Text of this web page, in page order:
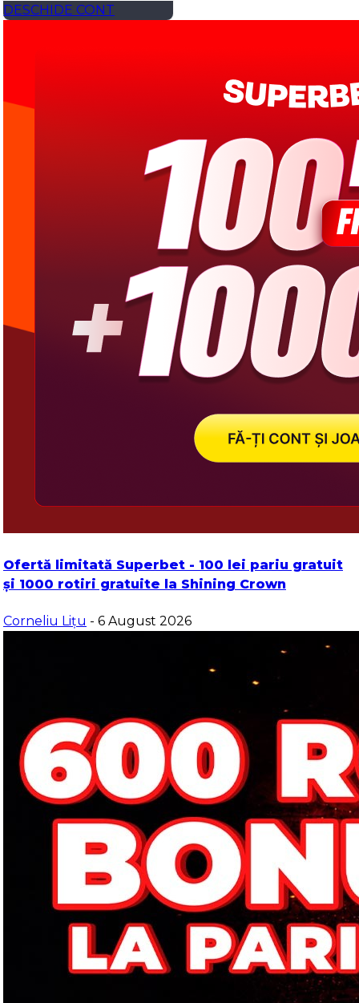
DESCHIDE CONT
Ofertă limitată Superbet - 100 lei pariu gratuit
și 1000 rotiri gratuite la Shining Crown
Corneliu Lițu - 6 August 2026